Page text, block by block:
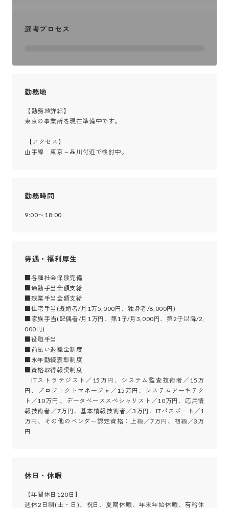
選考プロセス
勤務地
【勤務地詳細】
東京の事業所を現在準備中です。
山手線　東京～品川付近で検討中。
勤務時間
9:00〜18:00
待遇・福利厚生
■各種社会保険完備
■通勤手当全額支給
■残業手当全額支給
■住宅手当(既婚者/月1万5,000円、独身者/8,000円)
■家族手当(配偶者/月1万円、第1子/月3,000円、第2子以降/2,
000円)
■役職手当
■前払い退職金制度
■永年勤続表彰制度
■資格取得報奨制度
ITストラテジスト／15万円、システム監査技術者／15万
円、プロジェクトマネージャ／15万円、システムアーキテク
ト／10万円 、データベーススペシャリスト／10万円、応用情
報技術者／7万円、基本情報技術者／3万円、ITパスポート／1
万円、その他のベンダー認定資格：上級／7万円、初級／3万
円
休日・休暇
【年間休日120日】
週休2日制(土・日)、祝日、夏期休暇、年末年始休暇、有給休